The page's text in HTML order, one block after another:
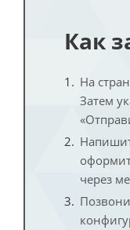
Как
На
Затем
через